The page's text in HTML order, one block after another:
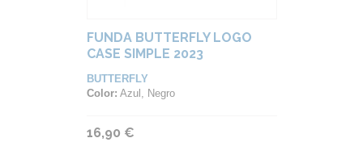
FUNDA BUTTERFLY LOGO
CASE SIMPLE 2023
BUTTERFLY
Color: Azul, Negro
16,90 €